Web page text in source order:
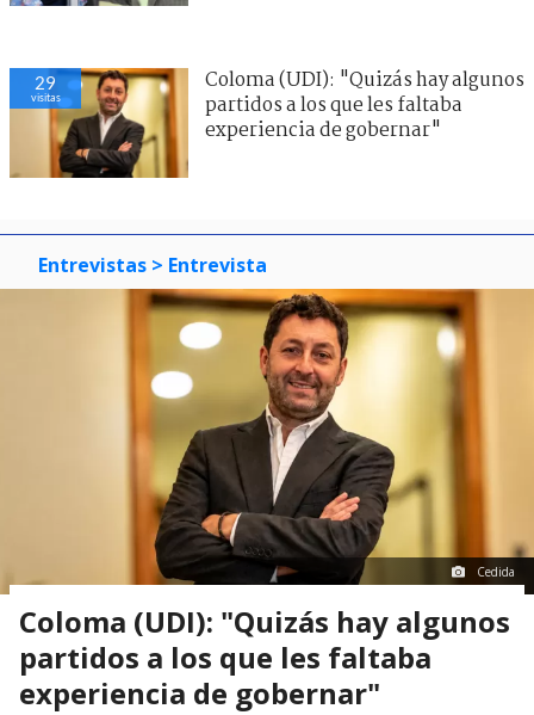
29
visitas
Coloma (UDI): "Quizás hay algunos
partidos a los que les faltaba
experiencia de gobernar"
Entrevistas > Entrevista
Cedida
Coloma (UDI): "Quizás hay algunos
partidos a los que les faltaba
experiencia de gobernar"